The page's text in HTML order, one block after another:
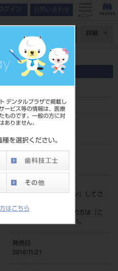
デンタルプラザで掲載し
ービス等の情報は、医療
ものです。一般の方に対
ありません。
を選択ください。
はこちら
グイン お問い合わせ
メニュー
詳細
プ2
品目コード
4963931134007
標準価格
価格の確認は『ログイン
』してご
ネット会員登録がまだの方は『
こ
ちら』より登録ください。
発売日
2016/11/21